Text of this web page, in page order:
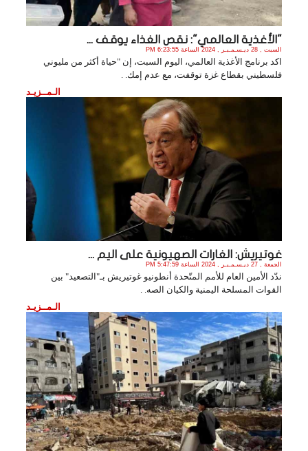
"الأغذية العالمي": نقص الغذاء يوقف ...
السبت , 28 ديـسـمـبـر , 2024 الساعة 6:23:55 PM
اكد برنامج الأغذية العالمي، اليوم السبت، إن "حياة أكثر من مليوني
فلسطيني بقطاع غزة توقفت، مع عدم إمك. .
الـمــزيـد
غوتيريش: الغارات الصهيونية على اليم ...
الجمعة , 27 ديـسـمـبـر , 2024 الساعة 5:47:59 PM
ندّد الأمين العام للأمم المتّحدة أنطونيو غوتيريش بـ"التصعيد" بين
القوات المسلحة اليمنية والكيان الصه. .
الـمــزيـد